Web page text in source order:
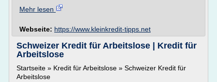
Mehr lesen
Webseite: https://www.kleinkredit-tipps.net
Schweizer Kredit für Arbeitslose | Kredit für
Arbeitslose
Startseite » Kredit für Arbeitslose » Schweizer Kredit für
Arbeitslose